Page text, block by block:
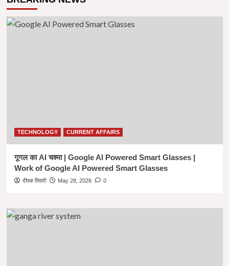
TECHNOLOGY CURRENT AFFAIRS
गूगल का AI चश्मा | Google AI Powered Smart Glasses |
Work of Google AI Powered Smart Glasses
दीपक तिवारी May 28, 2026 0